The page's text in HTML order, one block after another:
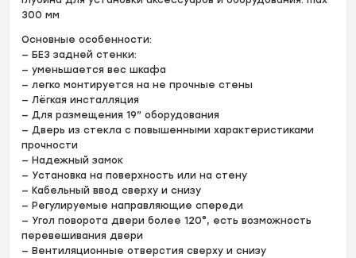
300 мм
Основные особенности:
— БЕЗ задней стенки:
— уменьшается вес шкафа
— легко монтируется на не прочные стены
— Лёгкая инсталляция
— Для размещения 19” оборудования
— Дверь из стекла с повышенными характеристиками
прочности
— Надежный замок
— Установка на поверхность или на стену
— Кабельный ввод сверху и снизу
— Регулируемые направляющие спереди
— Угол поворота двери более 120°, есть возможность
перевешивания двери
— Вентиляционные отверстия сверху и снизу